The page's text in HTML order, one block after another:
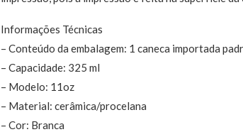
Informações Técnicas
– Conteúdo da embalagem: 1 caneca importada
– Capacidade: 325 ml
– Modelo: 11oz
– Material: cerâmica/procelana
– Cor: Branca